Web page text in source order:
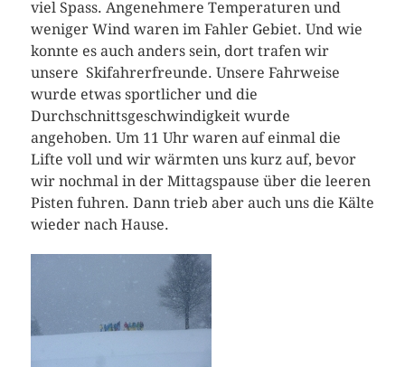
viel Spass. Angenehmere Temperaturen und
weniger Wind waren im Fahler Gebiet. Und wie
konnte es auch anders sein, dort trafen wir
unsere Skifahrerfreunde. Unsere Fahrweise
wurde etwas sportlicher und die
Durchschnittsgeschwindigkeit wurde
angehoben. Um 11 Uhr waren auf einmal die
Lifte voll und wir wärmten uns kurz auf, bevor
wir nochmal in der Mittagspause über die leeren
Pisten fuhren. Dann trieb aber auch uns die Kälte
wieder nach Hause.